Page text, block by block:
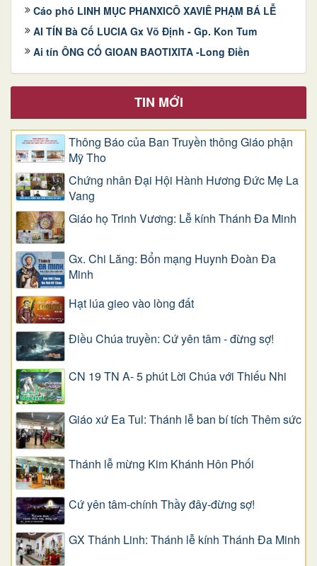
Cáo phó LINH MỤC PHANXICÔ XAVIÊ PHẠM BÁ LỄ
AI TÍN Bà Cố LUCIA Gx Võ Định - Gp. Kon Tum
Ai tín ÔNG CỐ GIOAN BAOTIXITA -Long Điền
TIN MỚI
Thông Báo của Ban Truyền thông Giáo phận
Mỹ Tho
Chứng nhân Đại Hội Hành Hương Đức Mẹ La
Vang
Giáo họ Trinh Vương: Lễ kính Thánh Đa Minh
Gx. Chi Lăng: Bổn mạng Huynh Đoàn Đa
Minh
Hạt lúa gieo vào lòng đất
Điều Chúa truyền: Cứ yên tâm - đừng sợ!
CN 19 TN A- 5 phút Lời Chúa với Thiếu Nhi
Giáo xứ Ea Tul: Thánh lễ ban bí tích Thêm sức
Thánh lễ mừng Kim Khánh Hôn Phối
Cứ yên tâm-chính Thầy đây-đừng sợ!
GX Thánh Linh: Thánh lễ kính Thánh Đa Minh